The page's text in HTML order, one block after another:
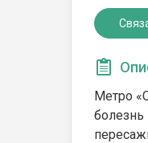
Метро
болезнь